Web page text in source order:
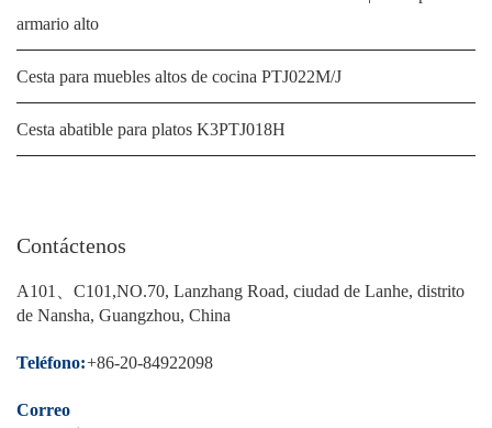
armario alto
Cesta para muebles altos de cocina PTJ022M/J
Cesta abatible para platos K3PTJ018H
Contáctenos
A101、C101,NO.70, Lanzhang Road, ciudad de Lanhe, distrito
de Nansha, Guangzhou, China
Teléfono:+86-20-84922098
Correo